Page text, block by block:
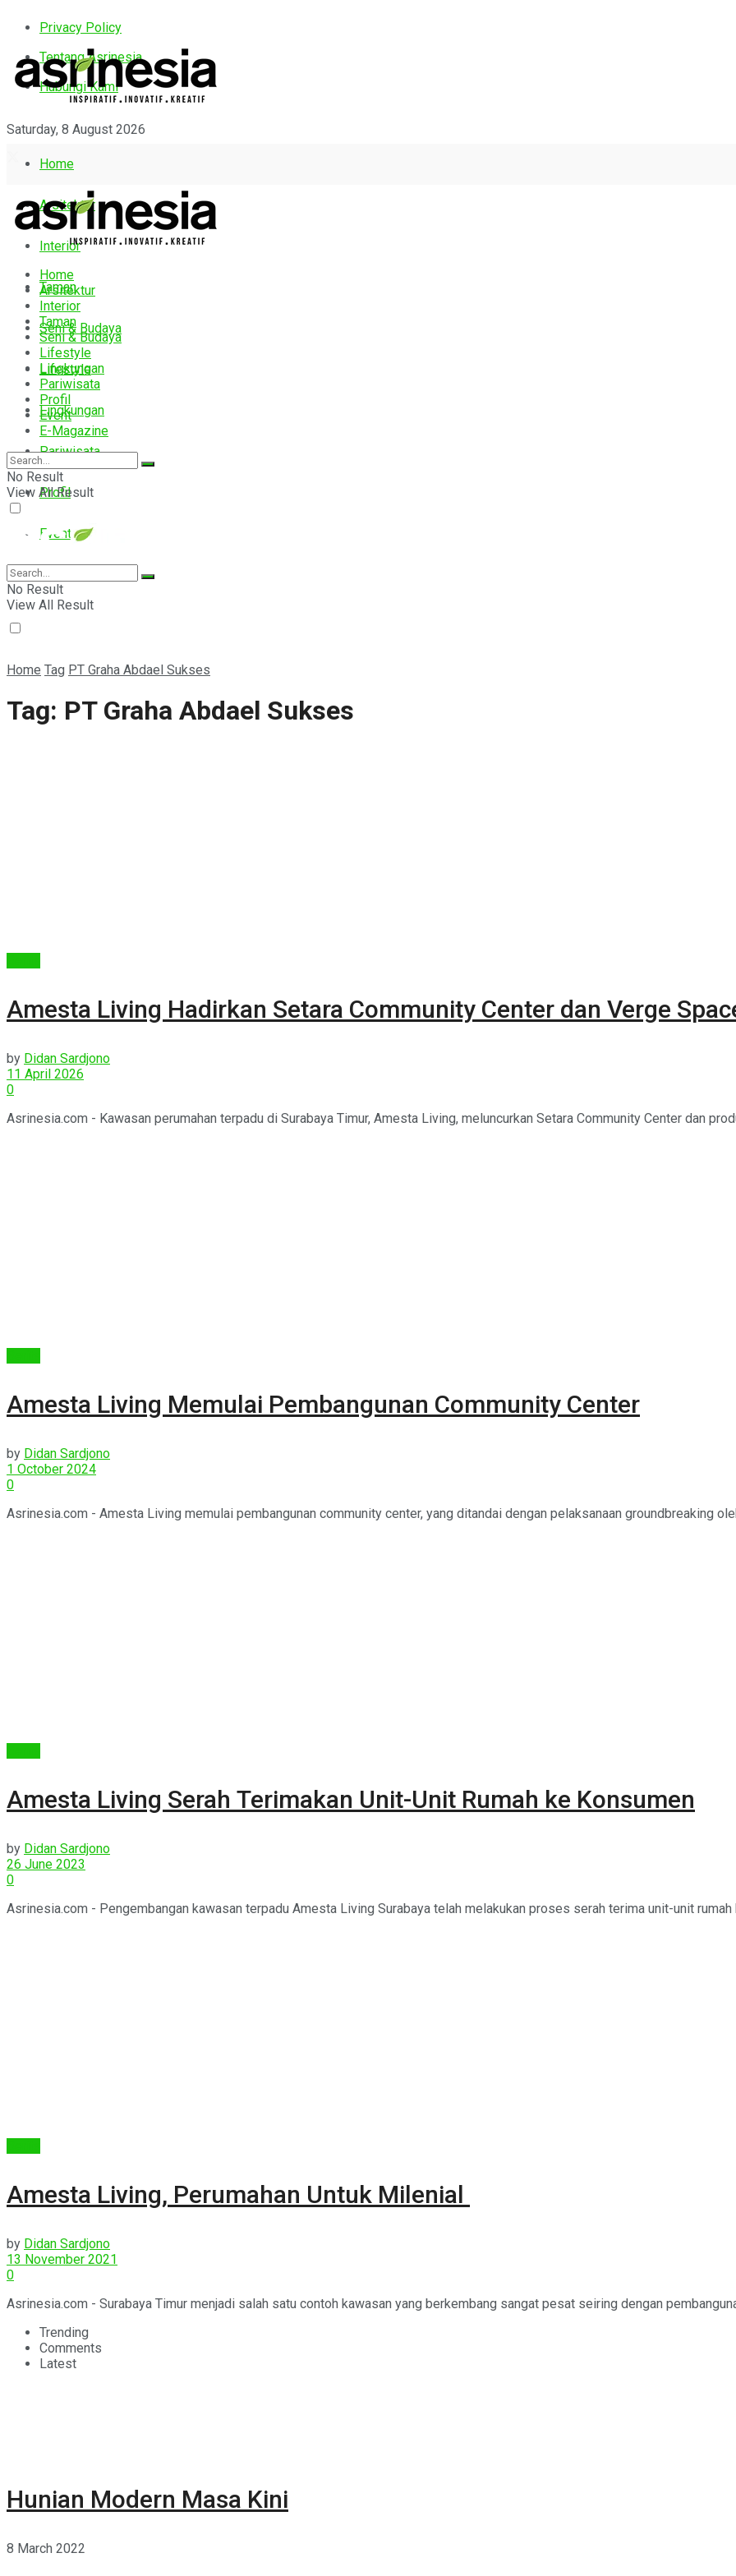
Privacy Policy
Tentang Asrinesia
Hubungi Kami
Saturday, 8 August 2026
Home
Arsitektur
Interior
Taman
Seni & Budaya
Lifestyle
Lingkungan
Pariwisata
Profil
Event
E-Magazine
Home
Arsitektur
Interior
Taman
Seni & Budaya
Lifestyle
Lingkungan
Pariwisata
Profil
Event
E-Magazine
No Result
View All Result
No Result
View All Result
Home Tag PT Graha Abdael Sukses
Tag: PT Graha Abdael Sukses
Amesta Living Hadirkan Setara Community Center dan Verge
by Didan Sardjono
11 April 2026
0
Asrinesia.com - Kawasan perumahan terpadu di Surabaya Timur, Amesta Living, meluncurkan Setara Community Center dan
Amesta Living Memulai Pembangunan Community Center
by Didan Sardjono
1 October 2024
0
Asrinesia.com - Amesta Living memulai pembangunan community center, yang ditandai dengan pelaksanaan groundbreaking
Amesta Living Serah Terimakan Unit-Unit Rumah ke Konsumen
by Didan Sardjono
26 June 2023
0
Asrinesia.com - Pengembangan kawasan terpadu Amesta Living Surabaya telah melakukan proses serah terima unit-unit rumah
Amesta Living, Perumahan Untuk Milenial
by Didan Sardjono
13 November 2021
0
Asrinesia.com - Surabaya Timur menjadi salah satu contoh kawasan yang berkembang sangat pesat seiring dengan
Trending
Comments
Latest
Hunian Modern Masa Kini
8 March 2022